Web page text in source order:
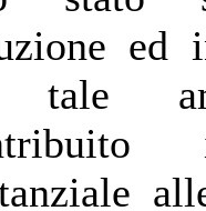
ed
tale